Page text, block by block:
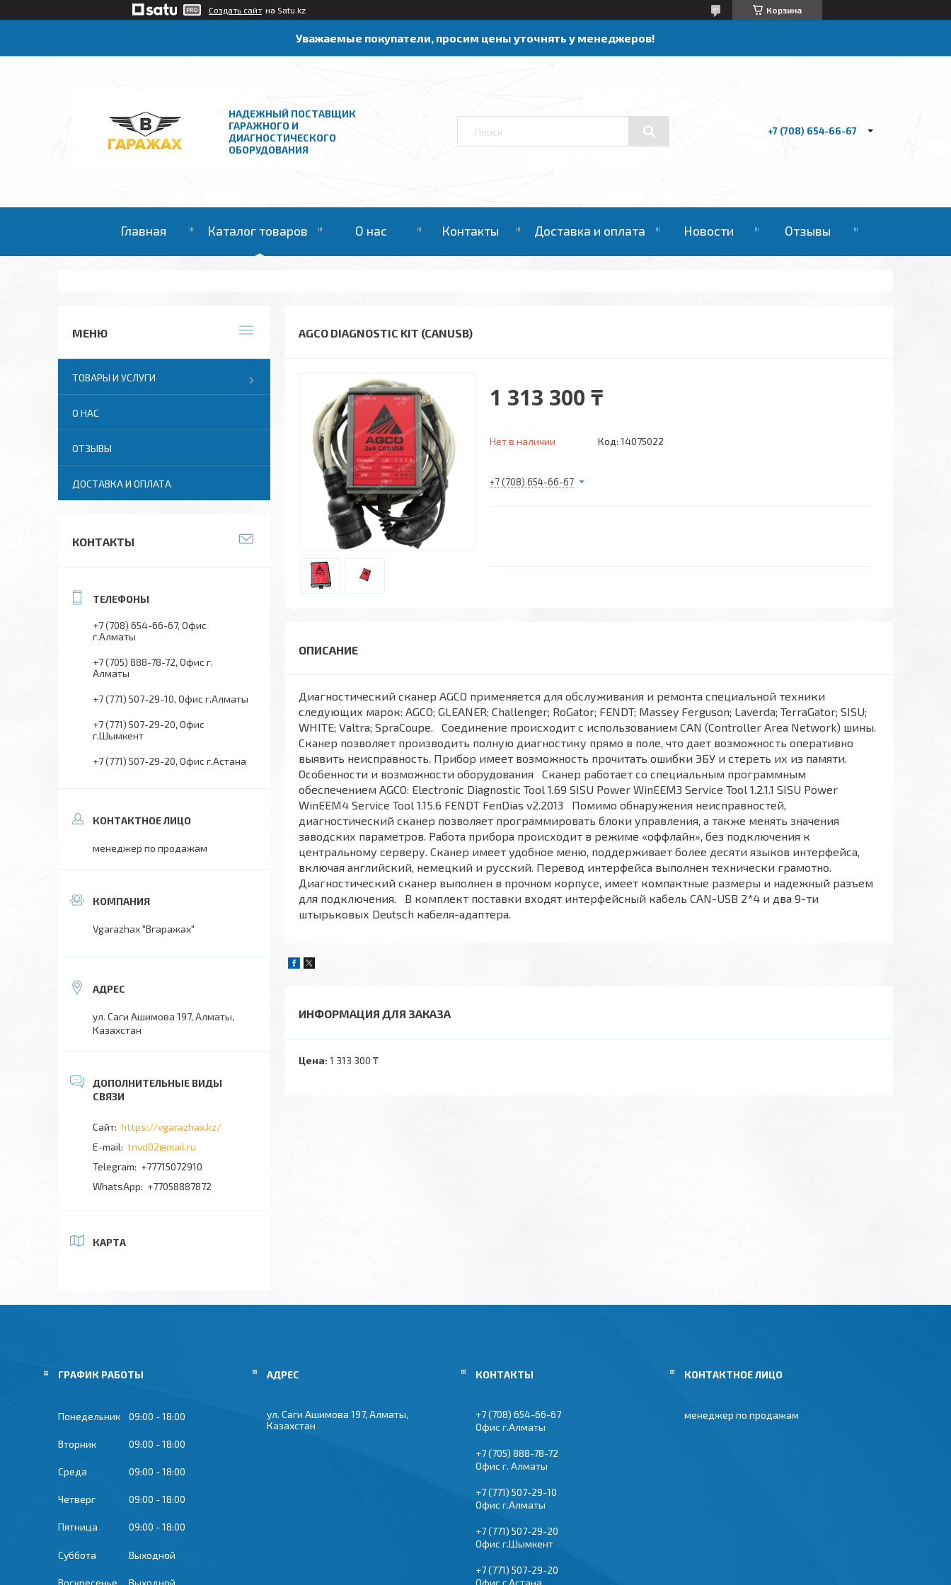
Создать сайт на Satu.kz Корзина
Уважаемые покупатели, просим цены уточнять у менеджеров!
НАДЕЖНЫЙ ПОСТАВЩИК
ГАРАЖНОГО И
ДИАГНОСТИЧЕСКОГО
ОБОРУДОВАНИЯ
+7 (708) 654-66-67
Главная Каталог товаров О нас Контакты Доставка и оплата Новости Отзывы
AGCO DIAGNOSTIC KIT (CANUSB)
1 313 300 ₸
Нет в наличии Код: 14075022
+7 (708) 654-66-67
Диагностический сканер AGCO применяется для обслуживания и ремонта специальной техники
следующих марок: AGCO; GLEANER; Challenger; RoGator; FENDT; Massey Ferguson; Laverda; TerraGator; SISU;
WHITE; Valtra; SpraCoupe. Соединение происходит с использованием CAN (Controller Area Network) шины.
Сканер позволяет производить полную диагностику прямо в поле, что дает возможность оперативно
выявить неисправность. Прибор имеет возможность прочитать ошибки ЭБУ и стереть их из памяти.
Особенности и возможности оборудования Сканер работает со специальным программным
обеспечением AGCO: Electronic Diagnostic Tool 1.69 SISU Power WinEEM3 Service Tool 1.2.1.1 SISU Power
WinEEM4 Service Tool 1.15.6 FENDT FenDias v2.2013 Помимо обнаружения неисправностей,
диагностический сканер позволяет программировать блоки управления, а также менять значения
заводских параметров. Работа прибора происходит в режиме «оффлайн», без подключения к
центральному серверу. Сканер имеет удобное меню, поддерживает более десяти языков интерфейса,
включая английский, немецкий и русский. Перевод интерфейса выполнен технически грамотно.
Диагностический сканер выполнен в прочном корпусе, имеет компактные размеры и надежный разъем
для подключения. В комплект поставки входят интерфейсный кабель CAN-USB 2*4 и два 9-ти
штырьковых Deutsch кабеля-адаптера.
ИНФОРМАЦИЯ ДЛЯ ЗАКАЗА
Цена: 1 313 300 ₸
ТОВАРЫ И УСЛУГИ
О НАС
ОТЗЫВЫ
ДОСТАВКА И ОПЛАТА
КОНТАКТЫ
+7 (708) 654-66-67 Офис
г.Алматы
+7 (705) 888-78-72 Офис г.
Алматы
+7 (771) 507-29-10 Офис г.Алматы
+7 (771) 507-29-20 Офис
г.Шымкент
+7 (771) 507-29-20 Офис г.Астана
менеджер по продажам
Vgarazhax "Вгаражах"
ул. Саги Ашимова 197, Алматы,
Казахстан
https://vgarazhax.kz/
tnvd02@mail.ru
+77715072910
+77058887872
КАРТА
ГРАФИК РАБОТЫ
Понедельник 09:00 18:00
Вторник 09:00 18:00
Среда 09:00 18:00
Четверг 09:00 18:00
Пятница 09:00 18:00
Суббота Выходной
Воскресенье Выходной
ул. Саги Ашимова 197, Алматы,
Казахстан
+7 (708) 654-66-67
Офис г.Алматы
+7 (705) 888-78-72
Офис г. Алматы
+7 (771) 507-29-10
Офис г.Алматы
+7 (771) 507-29-20
Офис г.Шымкент
+7 (771) 507-29-20
Офис г.Астана
менеджер по продажам